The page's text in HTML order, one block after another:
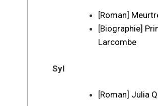
[Roman]
[Biographie]
Larcombe
Syl
[Roman] Julia